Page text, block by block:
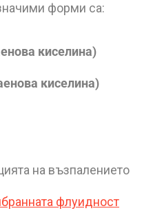
форми са:
киселина)
киселина)
на възпалението
флуидност